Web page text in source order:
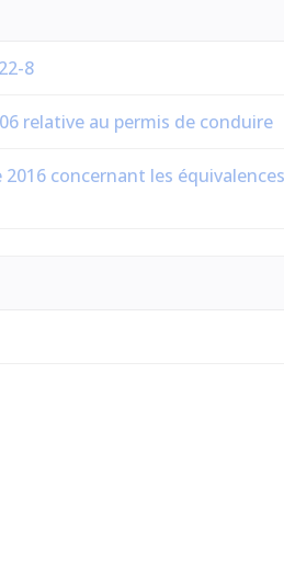
8
relative au permis de conduire
concernant les